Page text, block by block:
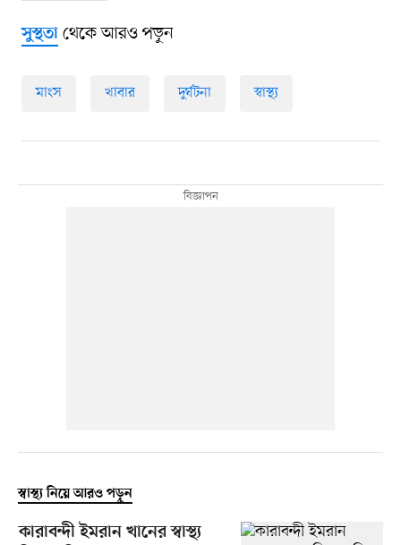
সুস্থতাথেকে আরও পড়ুন
মাংস খাবার দুর্ঘটনা স্বাস্থ্য
স্বাস্থ্য নিয়ে আরও পড়ুন
কারাবন্দী ইমরান খানের স্বাস্থ্য